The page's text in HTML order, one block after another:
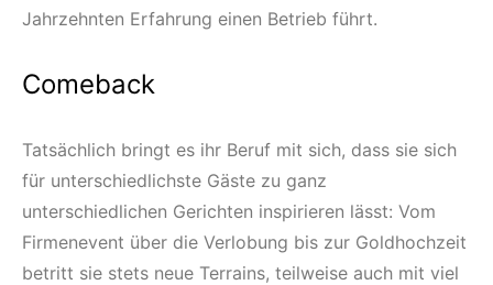
Jahrzehnten Erfahrung einen Betrieb führt.
Comeback
Tatsächlich bringt es ihr Beruf mit sich, dass sie sich
für unterschiedlichste Gäste zu ganz
unterschiedlichen Gerichten inspirieren lässt: Vom
Firmenevent über die Verlobung bis zur Goldhochzeit
betritt sie stets neue Terrains, teilweise auch mit viel